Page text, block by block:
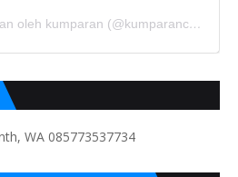
Sebuah kiriman dibagikan oleh kumparan (@kumparancom)
WA 085773537734